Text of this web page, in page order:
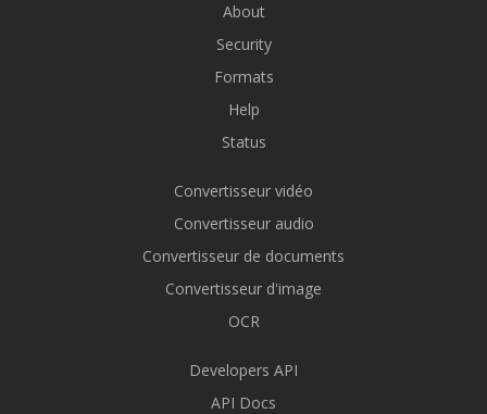
About
Security
Formats
Help
Status
Convertisseur vidéo
Convertisseur audio
Convertisseur de documents
Convertisseur d'image
OCR
Developers API
API Docs